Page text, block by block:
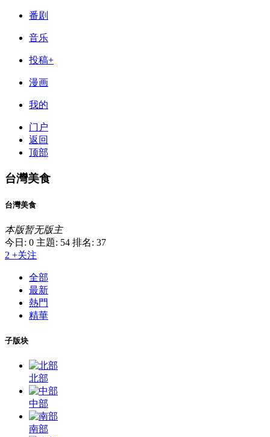
番剧
音乐
投稿+
漫画
我的
门户
返回
顶部
台灣美食
台灣美食
本版暂无版主
今日: 0 主題: 54 排名: 37
2 +关注
全部
最新
熱門
精華
子版块
北部
中部
南部